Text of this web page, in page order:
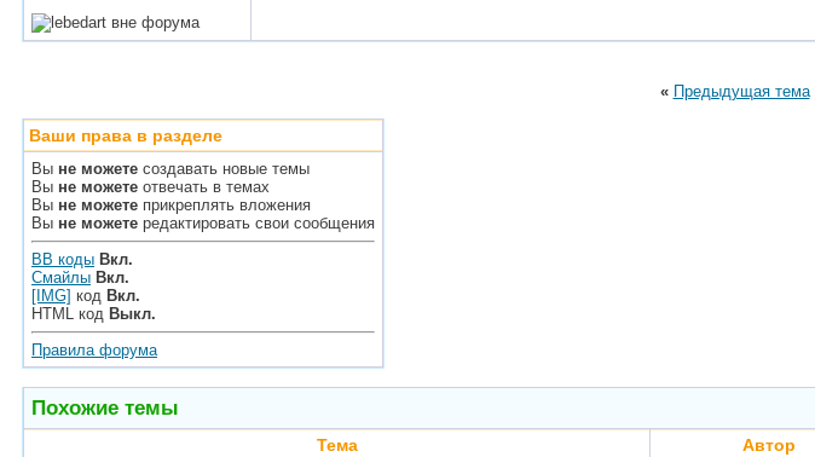
« Предыдущая тема|
Ваши права в разделе
Вы не можете создавать новые темы
Вы не можете отвечать в темах
Вы не можете прикреплять вложения
Вы не можете редактировать свои сообщения
BB коды Вкл.
Смайлы Вкл.
[IMG] код Вкл.
HTML код Выкл.
Правила форума
Похожие темы
Тема Автор